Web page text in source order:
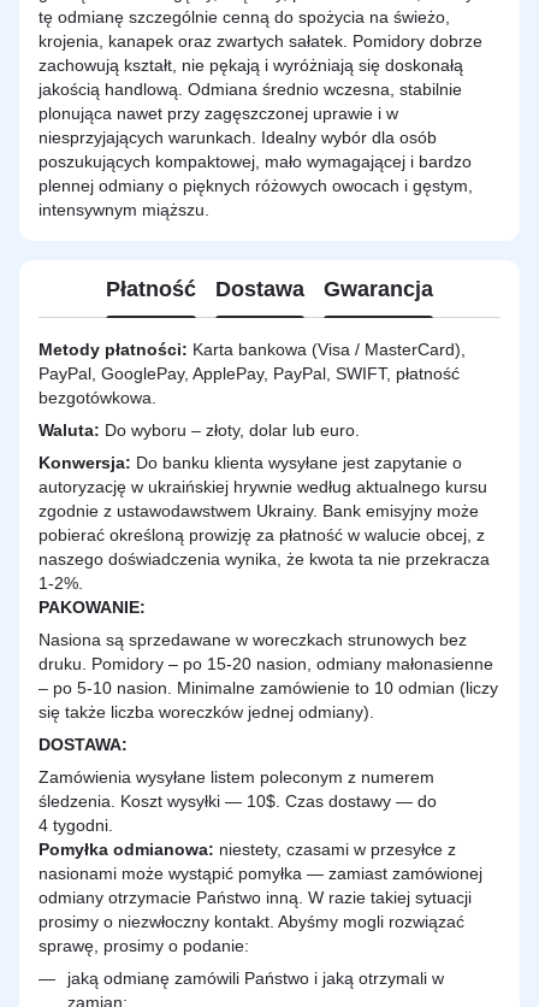
tę odmianę szczególnie cenną do spożycia na świeżo,
krojenia, kanapek oraz zwartych sałatek. Pomidory dobrze
zachowują kształt, nie pękają i wyróżniają się doskonałą
jakością handlową. Odmiana średnio wczesna, stabilnie
plonująca nawet przy zagęszczonej uprawie i w
niesprzyjających warunkach. Idealny wybór dla osób
poszukujących kompaktowej, mało wymagającej i bardzo
plennej odmiany o pięknych różowych owocach i gęstym,
intensywnym miąższu.
Płatność Dostawa Gwarancja
Metody płatności: Karta bankowa (Visa / MasterCard),
PayPal, GooglePay, ApplePay, PayPal, SWIFT, płatność
bezgotówkowa.
Waluta: Do wyboru – złoty, dolar lub euro.
Konwersja: Do banku klienta wysyłane jest zapytanie o
autoryzację w ukraińskiej hrywnie według aktualnego kursu
zgodnie z ustawodawstwem Ukrainy. Bank emisyjny może
pobierać określoną prowizję za płatność w walucie obcej, z
naszego doświadczenia wynika, że kwota ta nie przekracza
1-2%.
PAKOWANIE:
Nasiona są sprzedawane w woreczkach strunowych bez
druku. Pomidory – po 15-20 nasion, odmiany małonasienne
– po 5-10 nasion. Minimalne zamówienie to 10 odmian (liczy
się także liczba woreczków jednej odmiany).
DOSTAWA:
Zamówienia wysyłane listem poleconym z numerem
śledzenia. Koszt wysyłki — 10$. Czas dostawy — do
4 tygodni.
Pomyłka odmianowa: niestety, czasami w przesyłce z
nasionami może wystąpić pomyłka — zamiast zamówionej
odmiany otrzymacie Państwo inną. W razie takiej sytuacji
prosimy o niezwłoczny kontakt. Abyśmy mogli rozwiązać
sprawę, prosimy o podanie:
jaką odmianę zamówili Państwo i jaką otrzymali w
zamian;